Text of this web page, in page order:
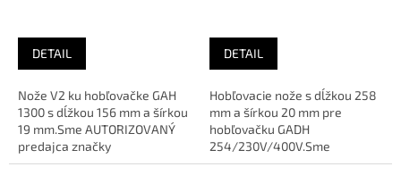
DETAIL
Nože V2 ku hobľovačke GAH
1300 s dĺžkou 156 mm a šírkou
19 mm.Sme AUTORIZOVANÝ
predajca značky
DETAIL
Hobľovacie nože s dĺžkou 258
mm a šírkou 20 mm pre
hobľovačku GADH
254/230V/400V.Sme
AUTORIZOVANÝ predajca